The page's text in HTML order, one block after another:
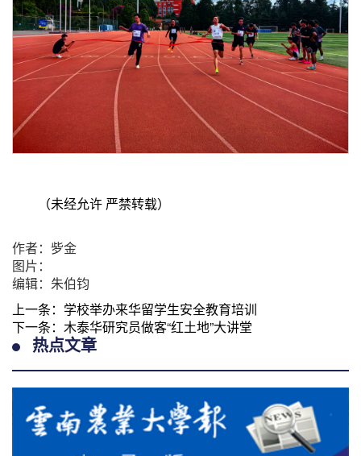
（未经允许 严禁转载）
作者：㱔金
图片：
编辑：朱伯钧
上一条： 学校举办来华留学生安全教育培训
下一条： 木泰华研究员做客“红土地”大讲堂
热点文章